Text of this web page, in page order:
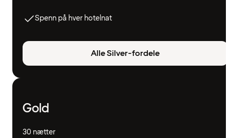
Spenn på hver hotelnat
Alle Silver-fordele
Gold
30 nætter